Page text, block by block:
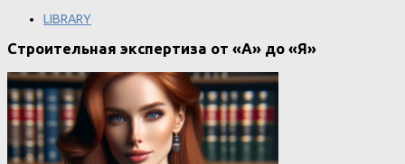
LIBRARY
Строительная экспертиза от «А» до «Я»